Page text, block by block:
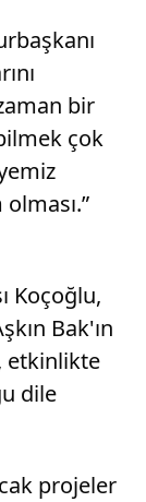
bir
çok
Koçoğlu,
Bak'ın
etkinlikte
dile
projeler